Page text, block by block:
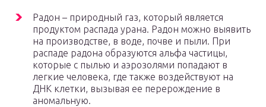
Радон – природный газ, который является
продуктом распада урана. Радон можно выявить
на производстве, в воде, почве и пыли. При
распаде радона образуются альфа частицы,
которые с пылью и аэрозолями попадают в
легкие человека, где также воздействуют на
ДНК клетки, вызывая ее перерождение в
аномальную.